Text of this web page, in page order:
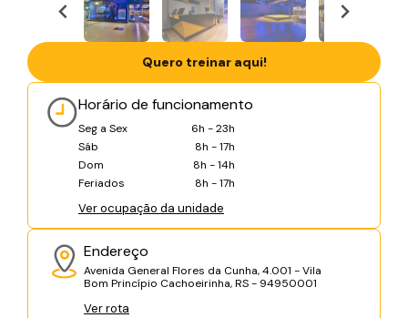
Horário de funcionamento
Seg a Sex
6h - 23h
Sáb
8h - 17h
Dom
8h - 14h
Feriados
8h - 17h
Ver ocupação da unidade
Endereço
Avenida General Flores da Cunha, 4.001 - Vila
Bom Princípio Cachoeirinha, RS - 94950001
Ver rota
Quero treinar aqui!